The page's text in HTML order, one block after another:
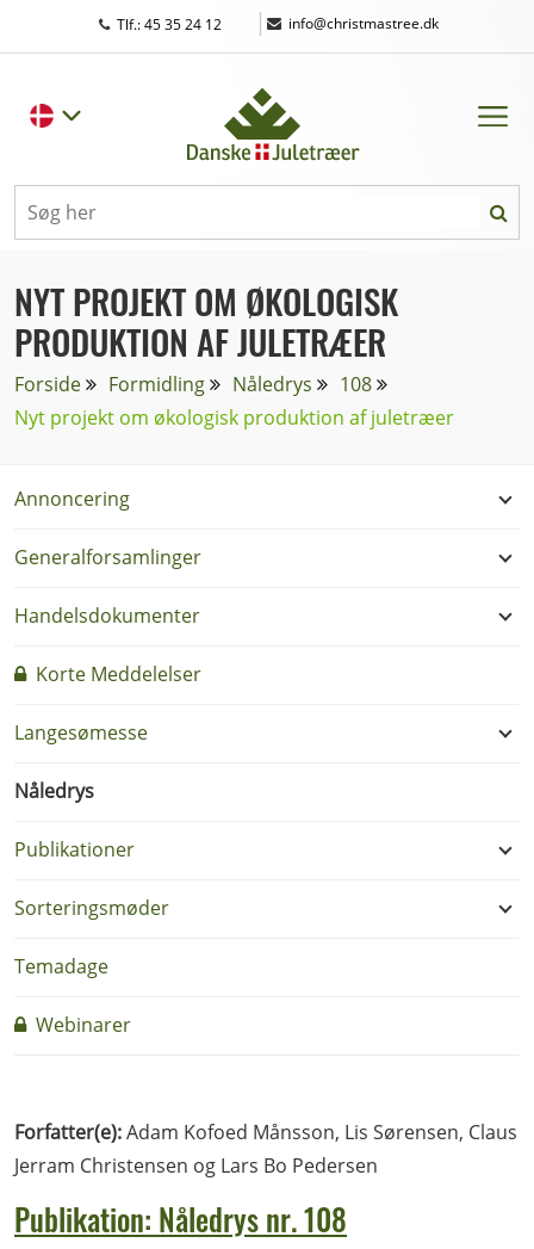
Tlf.: 45 35 24 12 | info@christmastree.dk
NYT PROJEKT OM ØKOLOGISK
PRODUKTION AF JULETRÆER
Forside Formidling Nåledrys
108
Nyt projekt om økologisk produktion af juletræer
Annoncering
Generalforsamlinger
Handelsdokumenter
Korte Meddelelser
Langesømesse
Nåledrys
Publikationer
Sorteringsmøder
Temadage
Webinarer
Forfatter(e):Adam Kofoed Månsson, Lis Sørensen, Claus
Jerram Christensen og Lars Bo Pedersen
Publikation: Nåledrys nr. 108